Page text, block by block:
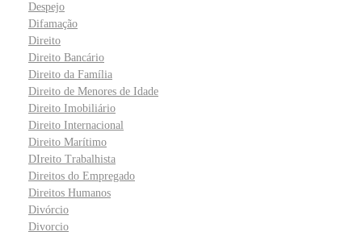
Despejo
Difamação
Direito
Direito Bancário
Direito da Família
Direito de Menores de Idade
Direito Imobiliário
Direito Internacional
Direito Marítimo
DIreito Trabalhista
Direitos do Empregado
Direitos Humanos
Divórcio
Divorcio